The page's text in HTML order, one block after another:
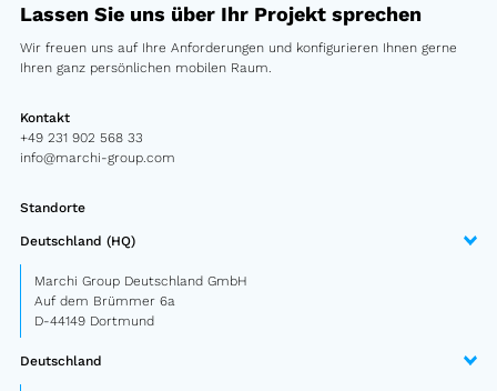
Katalog
PKW
Infomobil
Sattelauflieger
PKW Anhänger
Lassen Sie uns über Ihr Projekt sprechen
Wir freuen uns auf Ihre Anforderungen und konfigurieren Ihnen gerne
Ihren ganz persönlichen mobilen Raum.
Kontakt
+49 231 902 568 33
info@marchi-group.com
Standorte
Deutschland (HQ)
Marchi Group Deutschland GmbH
Auf dem Brümmer 6a
D-44149 Dortmund
Deutschland